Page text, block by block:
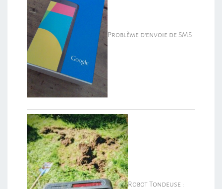
Problème d’envoie de SMS
Robot Tondeuse :